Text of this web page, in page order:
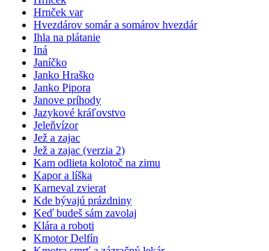
Hrnček var
Hvezdárov somár a somárov hvezdár
Ihla na plátanie
Iná
Janíčko
Janko Hraško
Janko Pipora
Janove príhody
Jazykové kráľovstvo
Jeleňvízor
Jež a zajac
Jež a zajac (verzia 2)
Kam odlieta kolotoč na zimu
Kapor a líška
Karneval zvierat
Kde bývajú prázdniny
Keď budeš sám zavolaj
Klára a roboti
Kmotor Delfín